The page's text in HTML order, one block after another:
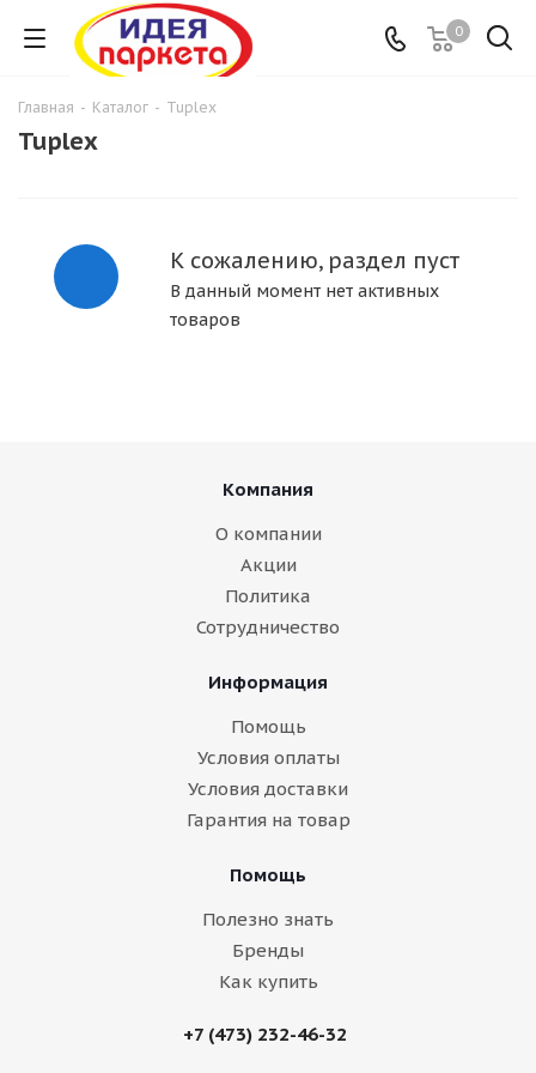
0
Главная - Каталог - Tuplex
Tuplex
К сожалению, раздел пуст
В данный момент нет активных
товаров
Компания
О компании
Акции
Политика
Сотрудничество
Информация
Помощь
Условия оплаты
Условия доставки
Гарантия на товар
Помощь
Полезно знать
Бренды
Как купить
+7 (473) 232-46-32